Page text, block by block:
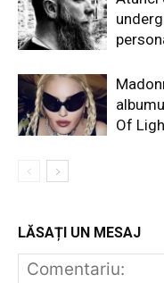
Of
LĂSAȚI UN MESAJ